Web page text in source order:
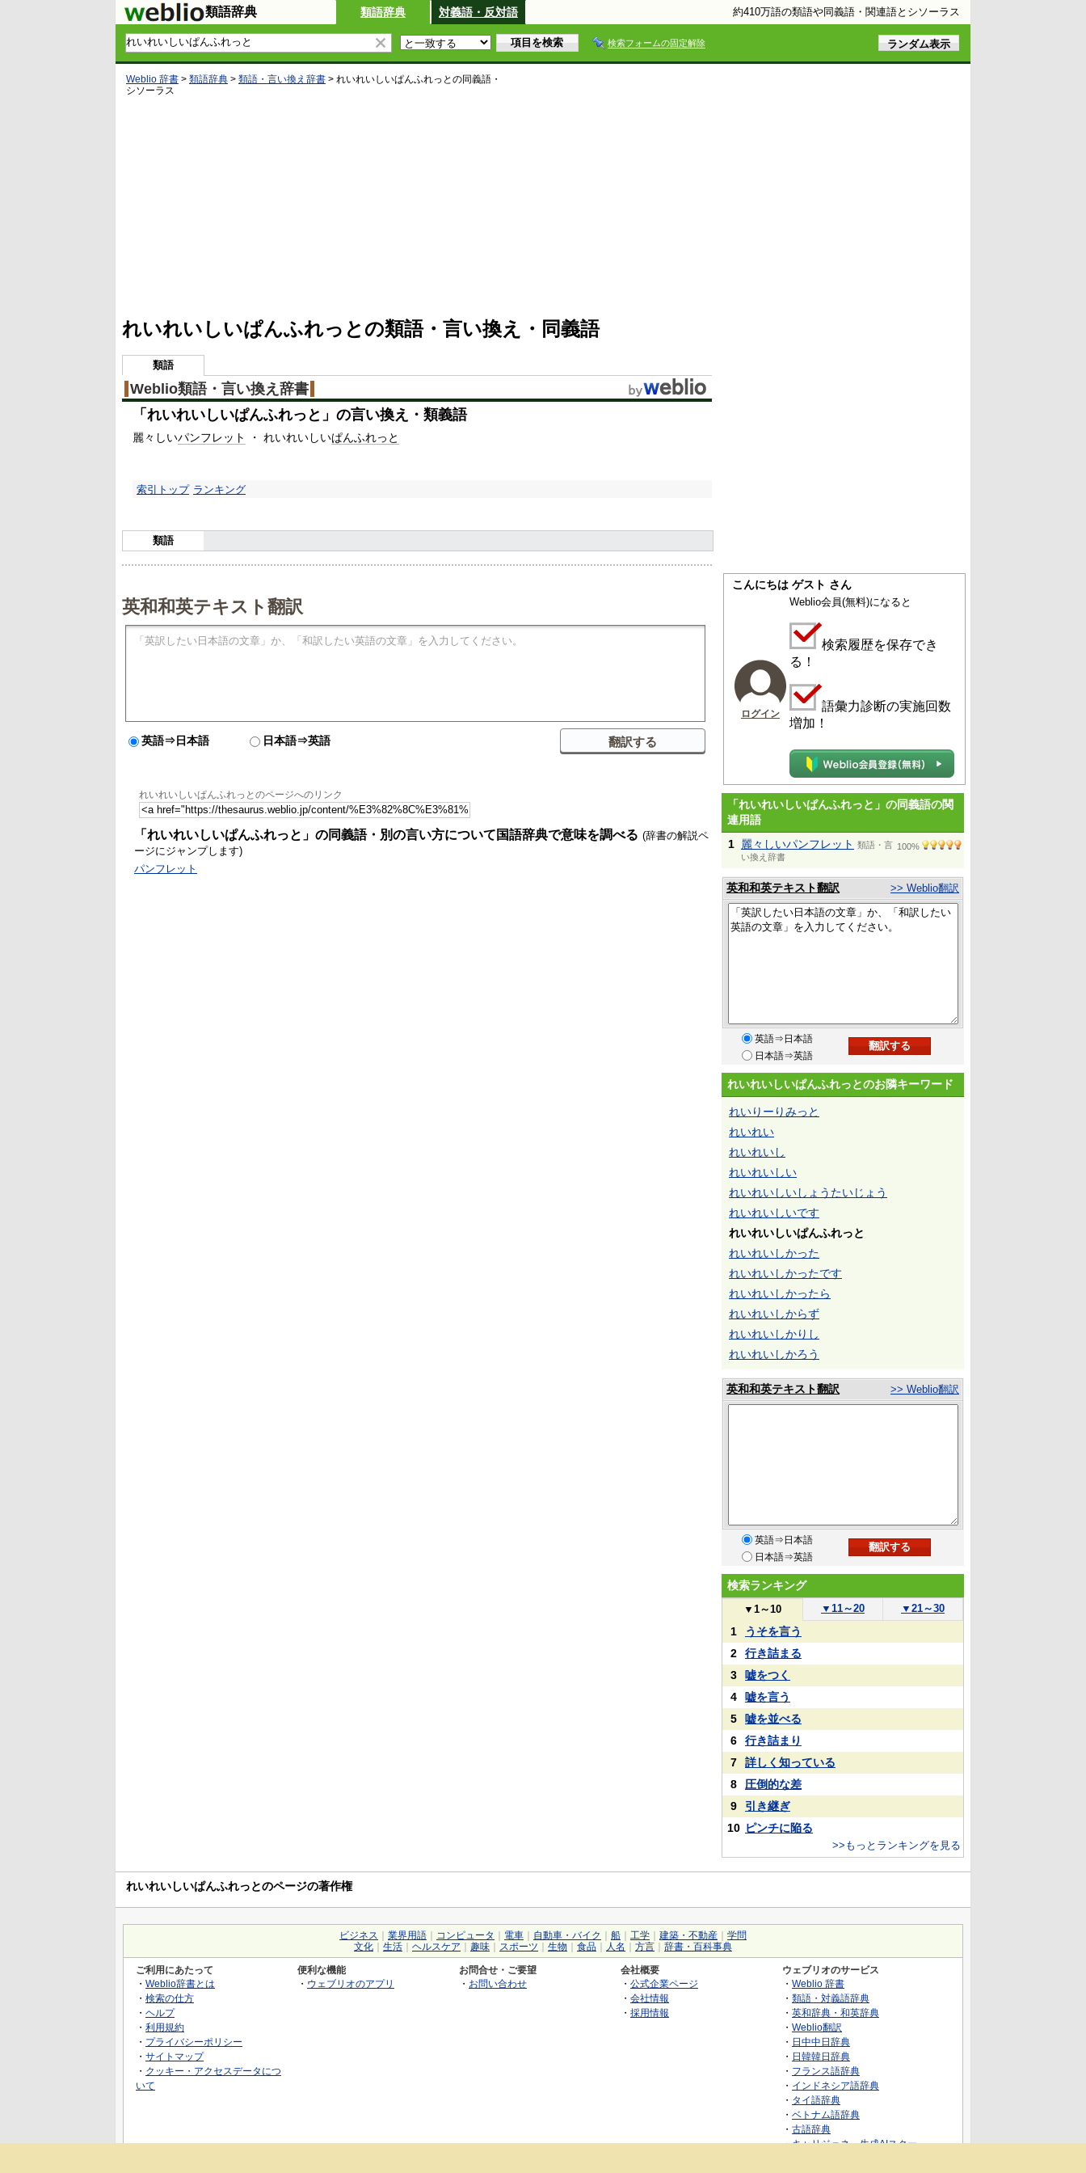
類語辞典 類語辞典 対義語・反対語 約410万語の類語や同義語・関連語とシソーラス
検索フォームの固定解除
Weblio 辞書 > 類語辞典 > 類語・言い換え辞書 > れいれいしいぱんふれっとの同義語・
シソーラス
5
%
れいれいしいぱんふれっとの類語・言い換え・同義語
類語
Weblio類語・言い換え辞書
「 れいれいしいぱんふれっと 」の言い換え・類義語
麗々しいパンフレット ・ れいれいしいぱんふれっと
索引トップ ランキング
類語
英和和英テキスト翻訳
英語⇒日本語 日本語⇒英語
れいれいしいぱんふれっとのページへのリンク
「れいれいしいぱんふれっと」の同義語・別の言い方について国語辞典で意味を調べる (辞書の解説ペ
ージにジャンプします)
パンフレット
こんにちは ゲスト さん
ログイン
Weblio会員(無料)になると
検索履歴を保存でき
る！
語彙力診断の実施回数
増加！
「れいれいしいぱんふれっと」の同義語の関
連用語
1 麗々しいパンフレット 類語・言
い換え辞書
100%
英和和英テキスト翻訳 >> Weblio翻訳
英語⇒日本語
日本語⇒英語
れいれいしいぱんふれっとのお隣キーワード
れいりーりみっと
れいれい
れいれいし
れいれいしい
れいれいしいしょうたいじょう
れいれいしいです
れいれいしいぱんふれっと
れいれいしかった
れいれいしかったです
れいれいしかったら
れいれいしからず
れいれいしかりし
れいれいしかろう
英和和英テキスト翻訳 >> Weblio翻訳
英語⇒日本語
日本語⇒英語
検索ランキング
▼ 1～10 ▼ 11～20 ▼ 21～30
1
うそを言う
2
行き詰まる
3
嘘をつく
4
嘘を言う
5
嘘を並べる
6
行き詰まり
7
詳しく知っている
8
圧倒的な差
9
引き継ぎ
10 ピンチに陥る
>>もっとランキングを見る
れいれいしいぱんふれっとのページの著作権
ビジネス 業界用語 コンピュータ 電車 自動車・バイク 船 工学 建築・不動産
学問
文化
生活 ヘルスケア 趣味 スポーツ 生物 食品 人名 方言 辞書・百科事典
ご利用にあたって
・ Weblio辞書とは
・ 検索の仕方
・ ヘルプ
・ 利用規約
・ プライバシーポリシー
・ サイトマップ
・ クッキー・アクセスデータにつ
いて
便利な機能
・ ウェブリオのアプリ
お問合せ・ご要望
・ お問い合わせ
会社概要
・ 公式企業ページ
・ 会社情報
・ 採用情報
ウェブリオのサービス
・ Weblio 辞書
・ 類語・対義語辞典
・ 英和辞典・和英辞典
・ Weblio翻訳
・ 日中中日辞典
・ 日韓韓日辞典
・ フランス語辞典
・ インドネシア語辞典
・ タイ語辞典
・ ベトナム語辞典
・ 古語辞典
・キャリジェネ～生成AIスクー